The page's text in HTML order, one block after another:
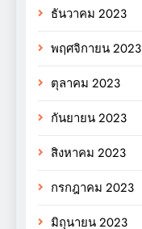
ธันวาคม 2023
พฤศจิกายน 2023
ตุลาคม 2023
กันยายน 2023
สิงหาคม 2023
กรกฎาคม 2023
มิถุนายน 2023